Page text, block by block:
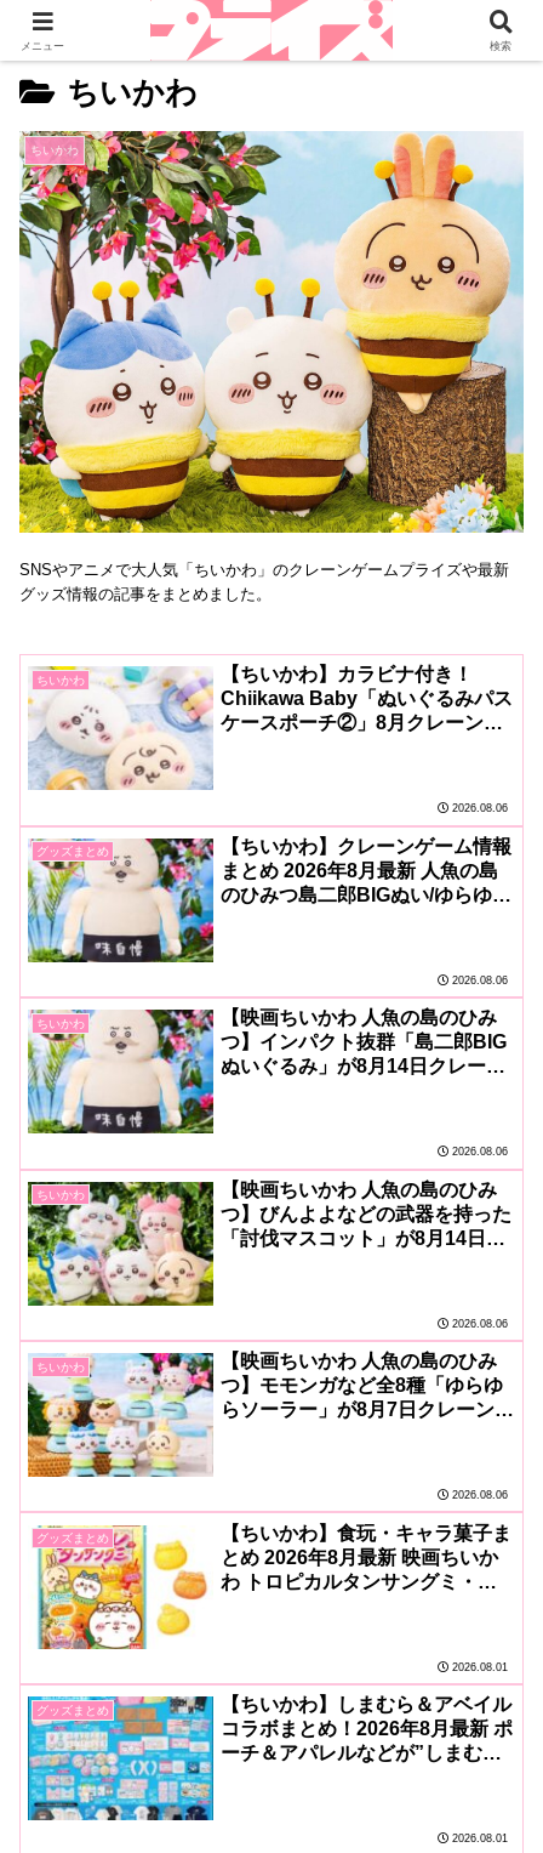
ちいかわ
ちいかわ
SNSやアニメで大人気「ちいかわ」のクレーンゲームプライズや最新
グッズ情報の記事をまとめました。
ちいかわ
【ちいかわ】カラビナ付き！
Chiikawa Baby「ぬいぐるみパス
ケースポーチ②」8月クレーンゲ
2026.08.06
グッズまとめ
【ちいかわ】クレーンゲーム情報
まとめ 2026年8月最新 人魚の島
のひみつ島二郎BIGぬい/ゆらゆら
2026.08.06
ちいかわ
【映画ちいかわ 人魚の島のひみ
つ】インパクト抜群「島二郎BIG
ぬいぐるみ」が8月14日クレーン
2026.08.06
ちいかわ
【映画ちいかわ 人魚の島のひみ
つ】びんよよなどの武器を持った
「討伐マスコット」が8月14日ク
2026.08.06
ちいかわ
【映画ちいかわ 人魚の島のひみ
つ】モモンガなど全8種「ゆらゆ
らソーラー」が8月7日クレーンゲ
2026.08.06
グッズまとめ
【ちいかわ】食玩・キャラ菓子ま
とめ 2026年8月最新 映画ちいか
わ トロピカルタンサングミ・ウ
2026.08.01
グッズまとめ
【ちいかわ】しまむら＆アベイル
コラボまとめ！2026年8月最新 ポ
ーチ＆アパレルなどが”しまむ
2026.08.01
メニュー 検索